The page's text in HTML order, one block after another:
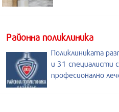
Районна поликлиника
Поликлиниката
и 31 специалисти
професионално